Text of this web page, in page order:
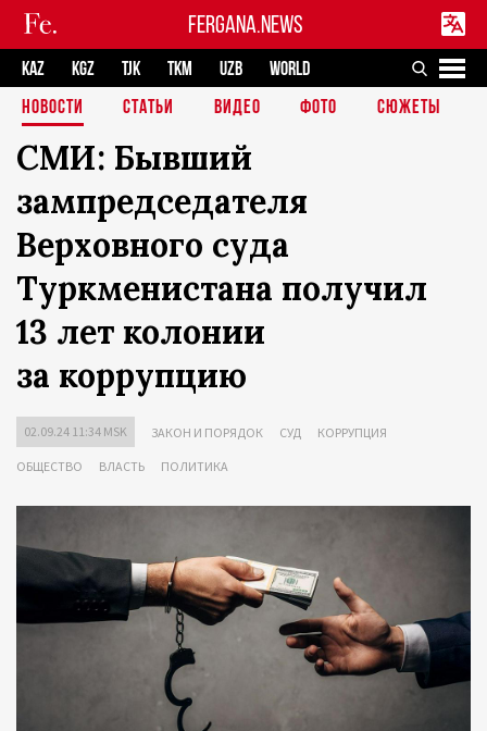
FERGANA.NEWS
KAZ KGZ TJK TKM UZB
WORLD
НОВОСТИ
СТАТЬИ ВИДЕО ФОТО СЮЖЕТЫ
СМИ: Бывший
зампредседателя
Верховного суда
Туркменистана получил
13 лет колонии
за коррупцию
02.09.24 11:34 MSK ЗАКОН И ПОРЯДОК СУД КОРРУПЦИЯ
ОБЩЕСТВО ВЛАСТЬ ПОЛИТИКА